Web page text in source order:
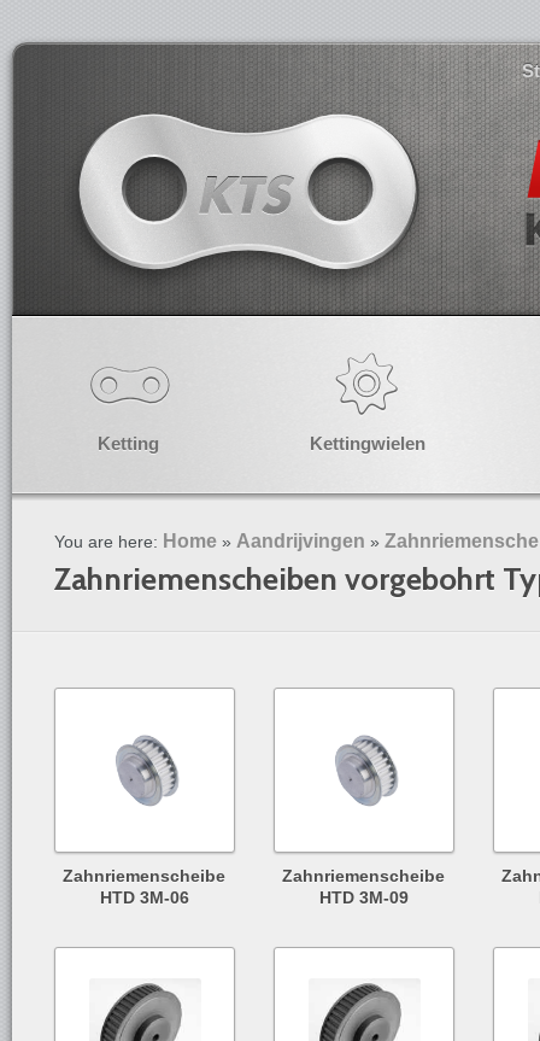
Ketting Kettingwielen
You are here: Home » Aandrijvingen »
Zahnriemenscheiben vorgebohrt
Zahnriemenscheibe
HTD 3M-06
Zahnriemenscheibe
HTD 3M-09